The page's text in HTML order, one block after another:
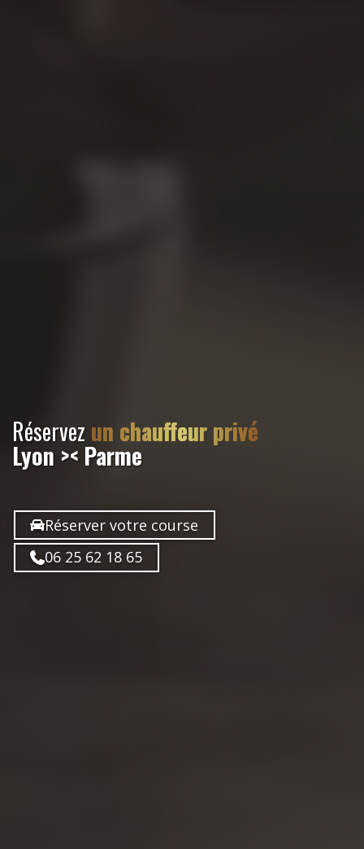
Réservez un chauffeur privé
Lyon >< Parme
Réserver votre course
06 25 62 18 65